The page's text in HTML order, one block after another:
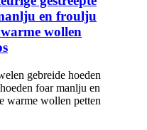
en froulju
wollen
gebreide hoeden
foar manlju en
warme wollen petten